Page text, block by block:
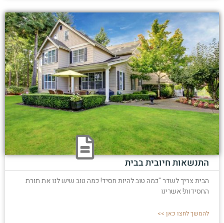
התנשאות חיובית בבית
הבית צריך לשדר "כמה טוב להיות חסיד! כמה טוב שיש לנו את תורת
החסידות! אשרינו
להמשך לחצו כאן >>